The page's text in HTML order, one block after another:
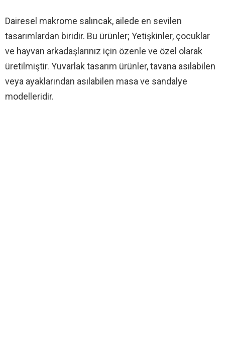
Dairesel makrome salıncak, ailede en sevilen
tasarımlardan biridir. Bu ürünler; Yetişkinler, çocuklar
ve hayvan arkadaşlarınız için özenle ve özel olarak
üretilmiştir. Yuvarlak tasarım ürünler, tavana asılabilen
veya ayaklarından asılabilen masa ve sandalye
modelleridir.